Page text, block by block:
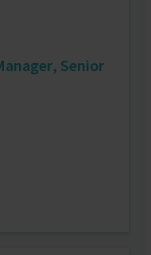
Senior